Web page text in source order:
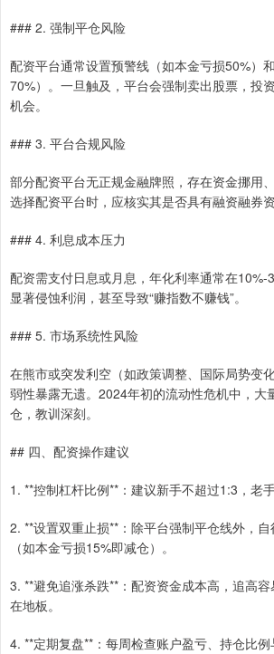
### 2. 强制平仓风险
配资平台通常设置预警线（如本金亏损50%）
70%）。一旦触及，平台会强制卖出股票，投
机会。
### 3. 平台合规风险
部分配资平台无正规金融牌照，存在资金挪用
选择配资平台时，应核实其是否具有融资融券
### 4. 利息成本压力
配资需支付日息或月息，年化利率通常在10%-
显著侵蚀利润，甚至导致“赚指数不赚钱”。
### 5. 市场系统性风险
在熊市或突发利空（如政策调整、国际局势变
弱性暴露无遗。2024年初的流动性危机中，大
仓，教训深刻。
## 四、配资操作建议
1. **控制杠杆比例**：建议新手不超过1:3，老
2. **设置双重止损**：除平台强制平仓线外，
（如本金亏损15%即减仓）。
3. **避免追涨杀跌**：配资资金成本高，追高
在地板。
4. **定期复盘**：每周检查账户盈亏、持仓比例